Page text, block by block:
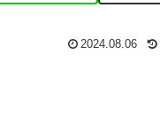
2024.08.06